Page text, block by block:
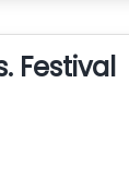
Festival